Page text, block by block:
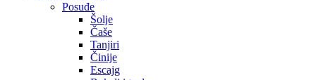
Posuđe
Šolje
Čaše
Tanjiri
Činije
Escajg